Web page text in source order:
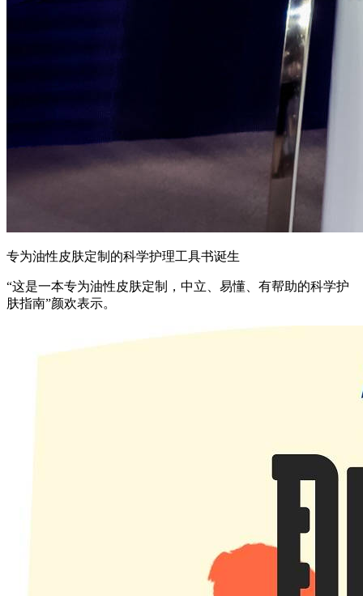
专为油性皮肤定制的科学护理工具书诞生
“这是一本专为油性皮肤定制，中立、易懂、有帮助的科学护
肤指南”颜欢表示。